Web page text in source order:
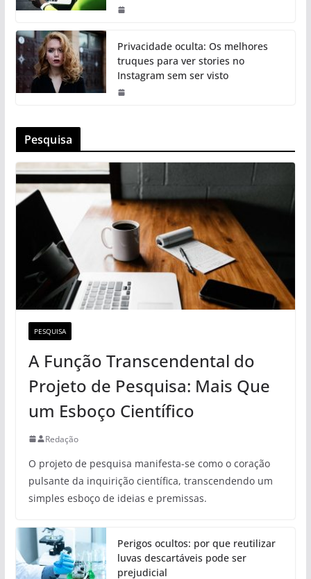
Privacidade oculta: Os melhores
truques para ver stories no
Instagram sem ser visto
Pesquisa
PESQUISA
A Função Transcendental do
Projeto de Pesquisa: Mais Que
um Esboço Científico
Redação
O projeto de pesquisa manifesta-se como o coração
pulsante da inquirição científica, transcendendo um
simples esboço de ideias e premissas.
Perigos ocultos: por que reutilizar
luvas descartáveis pode ser
prejudicial